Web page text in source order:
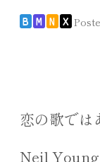
B M N X
恋の歌では
Neil